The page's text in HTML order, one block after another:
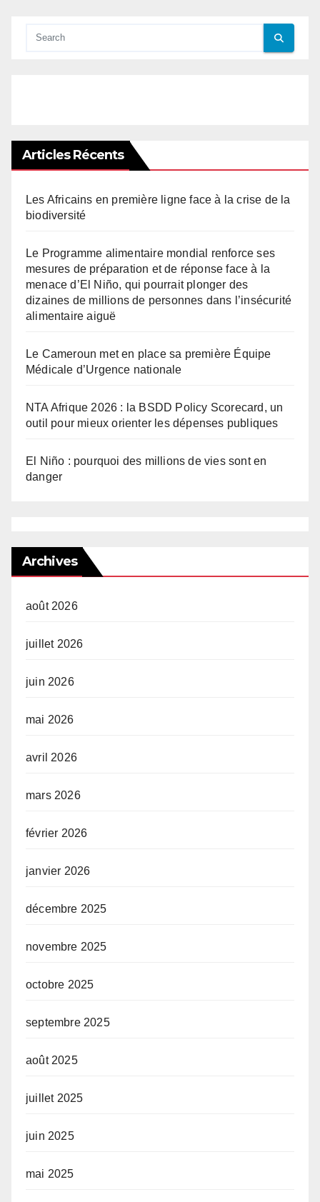
Articles Récents
Les Africains en première ligne face à la crise de la
biodiversité
Le Programme alimentaire mondial renforce ses
mesures de préparation et de réponse face à la
menace d’El Niño, qui pourrait plonger des
dizaines de millions de personnes dans l’insécurité
alimentaire aiguë
Le Cameroun met en place sa première Équipe
Médicale d’Urgence nationale
NTA Afrique 2026 : la BSDD Policy Scorecard, un
outil pour mieux orienter les dépenses publiques
El Niño : pourquoi des millions de vies sont en
danger
Archives
août 2026
juillet 2026
juin 2026
mai 2026
avril 2026
mars 2026
février 2026
janvier 2026
décembre 2025
novembre 2025
octobre 2025
septembre 2025
août 2025
juillet 2025
juin 2025
mai 2025